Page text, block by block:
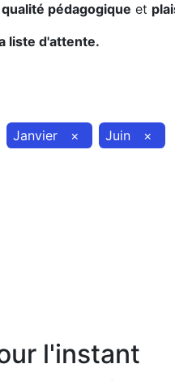
qualité pédagogique et
liste d'attente.
Janvier × Juin ×
l'instant